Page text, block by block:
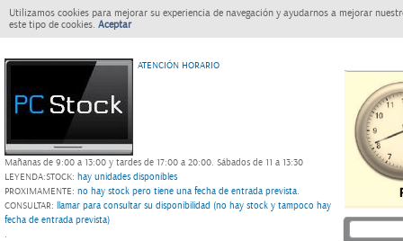
Utilizamos cookies para mejorar su experiencia de navegación y ayudarnos a mejorar
este tipo de cookies. Aceptar
ATENCIÓN HORARIO
Mañanas de 9:00 a 13:00 y tardes de 17:00 a 20:00. Sábados de 11 a 13:30
LEYENDA:STOCK: hay unidades disponibles
PROXIMAMENTE: no hay stock pero tiene una fecha de entrada prevista.
CONSULTAR: llamar para consultar su disponibilidad (no hay stock y tampoco hay
fecha de entrada prevista)
.